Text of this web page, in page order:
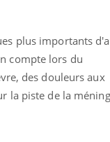
plus importants
compte lors du
des douleurs aux
la piste de la